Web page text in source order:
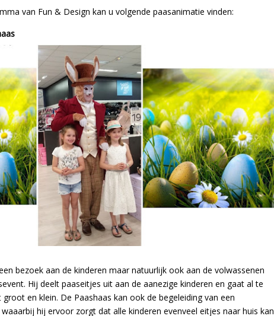
van Fun & Design kan u volgende paasanimatie vinden:
bezoek aan de kinderen maar natuurlijk ook aan de volwassenen
Hij deelt paaseitjes uit aan de aanezige kinderen en gaat al te
en klein. De Paashaas kan ook de begeleiding van een
hij ervoor zorgt dat alle kinderen evenveel eitjes naar huis kan